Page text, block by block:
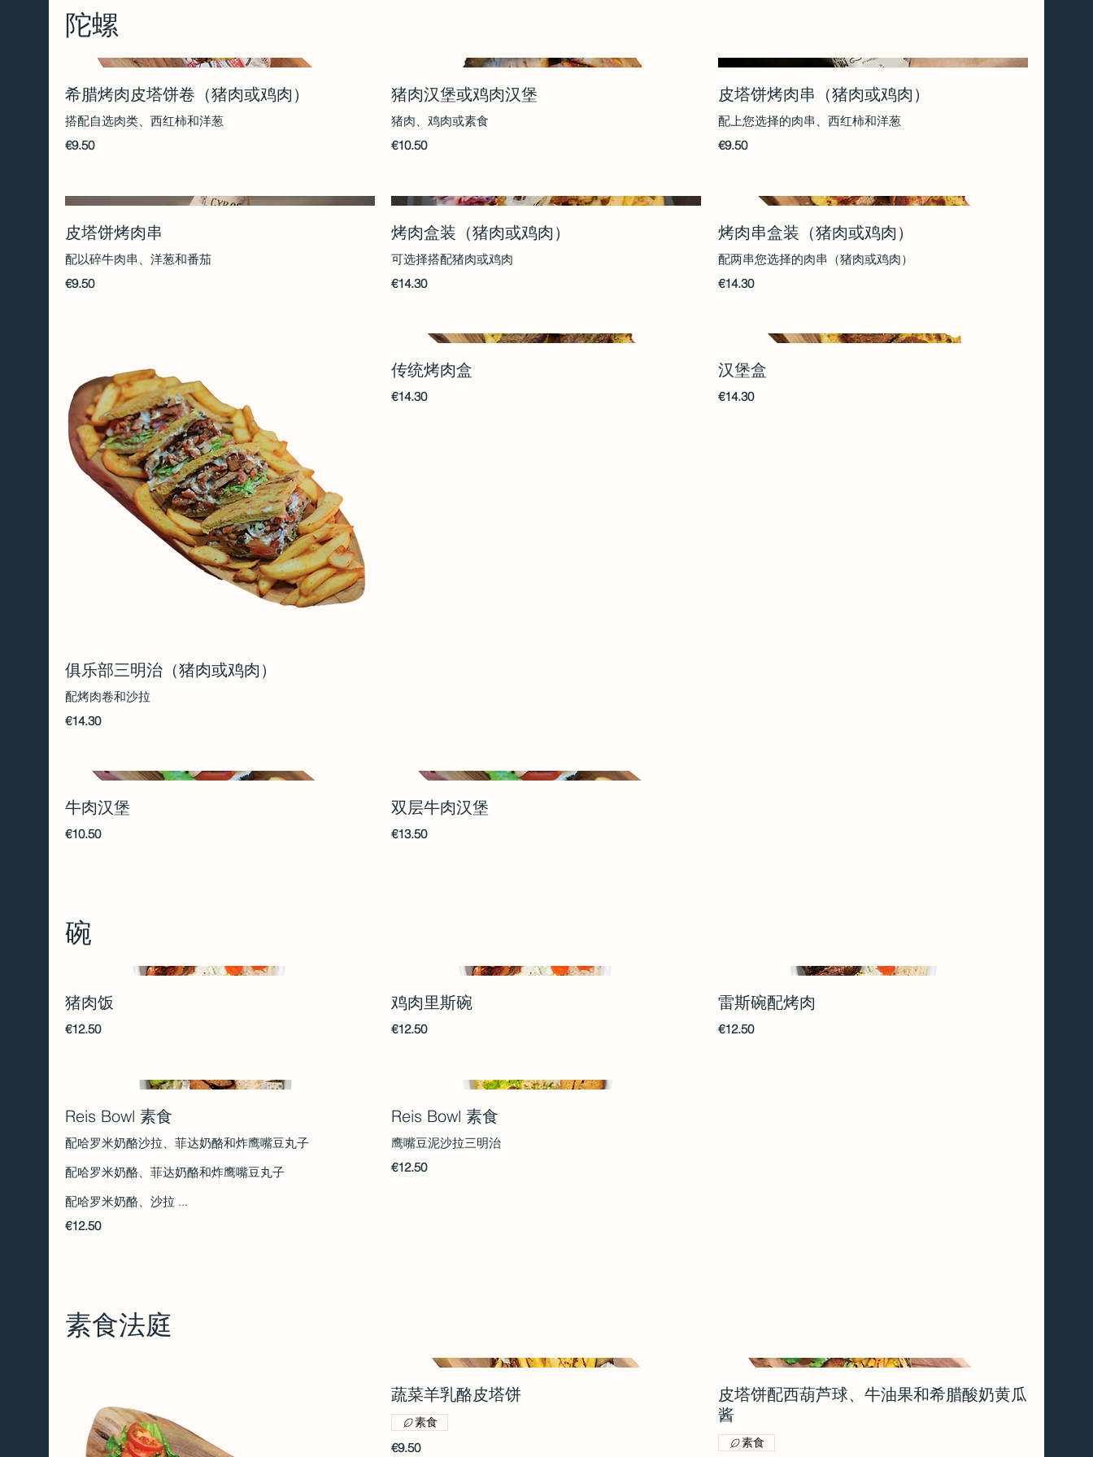
陀螺
希腊烤肉皮塔饼卷（猪肉或鸡肉）
搭配自选肉类、西红柿和洋葱
€9.50
猪肉汉堡或鸡肉汉堡
猪肉、鸡肉或素食
€10.50
皮塔饼烤肉串（猪肉或鸡肉）
配上您选择的肉串、西红柿和洋葱
€9.50
皮塔饼烤肉串
配以碎牛肉串、洋葱和番茄
€9.50
烤肉盒装（猪肉或鸡肉）
可选择搭配猪肉或鸡肉
€14.30
烤肉串盒装（猪肉或鸡肉）
配两串您选择的肉串（猪肉或鸡肉）
€14.30
俱乐部三明治（猪肉或鸡肉）
配烤肉卷和沙拉
€14.30
传统烤肉盒
€14.30
汉堡盒
€14.30
牛肉汉堡
€10.50
双层牛肉汉堡
€13.50
碗
猪肉饭
€12.50
鸡肉里斯碗
€12.50
雷斯碗配烤肉
€12.50
Reis Bowl 素食
配哈罗米奶酪沙拉、菲达奶酪和炸鹰嘴豆丸子
配哈罗米奶酪、菲达奶酪和炸鹰嘴豆丸子
配哈罗米奶酪、沙拉 ...
€12.50
Reis Bowl 素食
鹰嘴豆泥沙拉三明治
€12.50
素食法庭
蔬菜羊乳酪皮塔饼
€9.50
素食
皮塔饼配西葫芦球、牛油果和希腊酸奶黄瓜
酱
素食